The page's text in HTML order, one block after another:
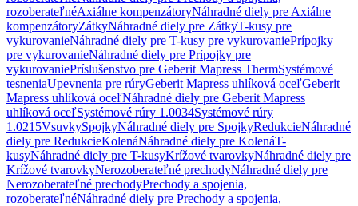
rozoberateľnéAxiálne kompenzátoryNáhradné diely pre Axiálne
kompenzátoryZátkyNáhradné diely pre ZátkyT-kusy pre
vykurovanieNáhradné diely pre T-kusy pre vykurovaniePrípojky
pre vykurovanieNáhradné diely pre Prípojky pre
vykurovaniePríslušenstvo pre Geberit Mapress ThermSystémové
tesneniaUpevnenia pre rúryGeberit Mapress uhlíková oceľGeberit
Mapress uhlíková oceľNáhradné diely pre Geberit Mapress
uhlíková oceľSystémové rúry 1.0034Systémové rúry
1.0215VsuvkySpojkyNáhradné diely pre SpojkyRedukcieNáhradné
diely pre RedukcieKolenáNáhradné diely pre KolenáT-
kusyNáhradné diely pre T-kusyKrížové tvarovkyNáhradné diely pre
Krížové tvarovkyNerozoberateľné prechodyNáhradné diely pre
Nerozoberateľné prechodyPrechody a spojenia,
rozoberateľnéNáhradné diely pre Prechody a spojenia,